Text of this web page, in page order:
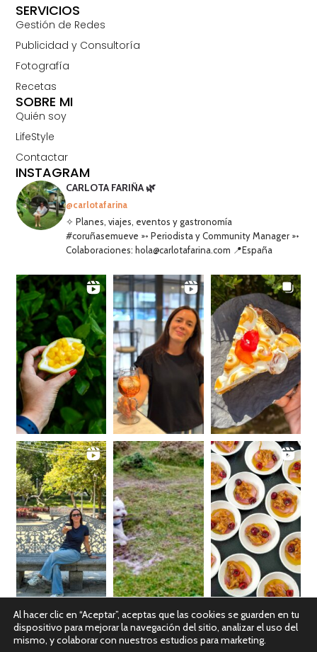
SOBRE MI
Quién soy
LifeStyle
Contactar
SERVICIOS
Gestión de Redes
Publicidad y Consultoría
Fotografía
Recetas
INSTAGRAM
CARLOTA FARIÑA 🌿
@carlotafarina
✧ Planes, viajes, eventos y gastronomía
#coruñasemueve ➳ Periodista y Community Manager ➳
Colaboraciones: hola@carlotafarina.com 📍España
Ver en Instagram
Al hacer clic en “Aceptar”, aceptas que las cookies se guarden en tu
dispositivo para mejorar la navegación del sitio, analizar el uso del
mismo, y colaborar con nuestros estudios para marketing.